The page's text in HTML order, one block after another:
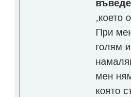
,което
При
голям
мен
която